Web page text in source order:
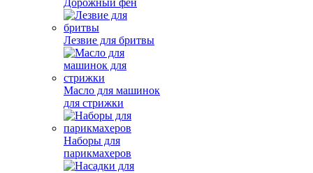
Дорожный фен
Лезвие для бритвы
Масло для машинок
для стрижки
Наборы для
парикмахеров